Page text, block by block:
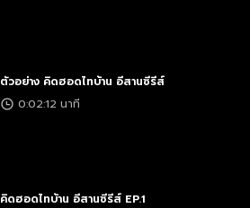
ตัวอย่าง คิดฮอดไทบ้าน อีสานซีรีส์
0:02:12 นาที
คิดฮอดไทบ้าน อีสานซีรีส์ EP.1